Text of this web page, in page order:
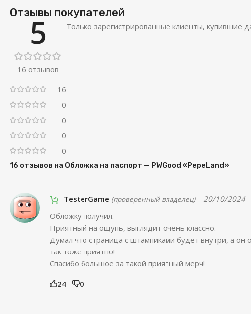
Отзывы покупателей
5
16 отзывов
16
0
0
0
0
16 отзывов на Обложка на паспорт — PWGood «PepeLand»
TesterGame (проверенный владелец) – 20/10/2024
Обложку получил.
Приятный на ощупь, выглядит очень классно.
Думал что страница с штампиками будет внутри, а он
так тоже приятно!
Спасибо большое за такой приятный мерч!
24 0
Только зарегистрированные клиенты, купившие